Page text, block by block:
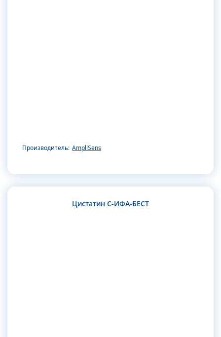
Производитель: AmpliSens
Цистатин С-ИФА-БЕСТ